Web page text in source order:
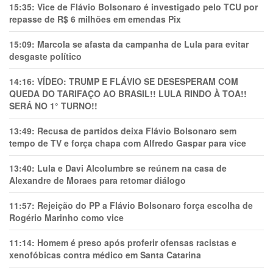
15:35: Vice de Flávio Bolsonaro é investigado pelo TCU por
repasse de R$ 6 milhões em emendas Pix
15:09: Marcola se afasta da campanha de Lula para evitar
desgaste político
14:16: VÍDEO: TRUMP E FLÁVIO SE DESESPERAM COM
QUEDA DO TARIFAÇO AO BRASIL!! LULA RINDO À TOA!!
SERÁ NO 1° TURNO!!
13:49: Recusa de partidos deixa Flávio Bolsonaro sem
tempo de TV e força chapa com Alfredo Gaspar para vice
13:40: Lula e Davi Alcolumbre se reúnem na casa de
Alexandre de Moraes para retomar diálogo
11:57: Rejeição do PP a Flávio Bolsonaro força escolha de
Rogério Marinho como vice
11:14: Homem é preso após proferir ofensas racistas e
xenofóbicas contra médico em Santa Catarina